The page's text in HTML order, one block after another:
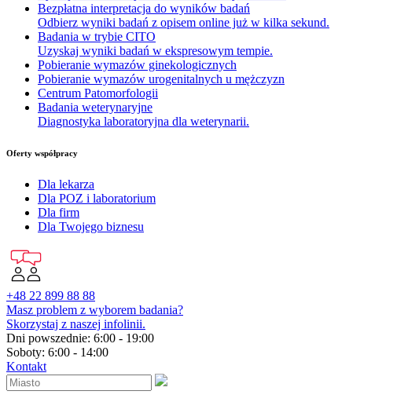
Bezpłatna interpretacja do wyników badań
Odbierz wyniki badań z opisem online już w kilka sekund.
Badania w trybie CITO
Uzyskaj wyniki badań w ekspresowym tempie.
Pobieranie wymazów ginekologicznych
Pobieranie wymazów urogenitalnych u mężczyzn
Centrum Patomorfologii
Badania weterynaryjne
Diagnostyka laboratoryjna dla weterynarii.
Oferty współpracy
Dla lekarza
Dla POZ i laboratorium
Dla firm
Dla Twojego biznesu
+48 22 899 88 88
Masz problem z wyborem badania?
Skorzystaj z naszej infolinii.
Dni powszednie: 6:00 - 19:00
Soboty: 6:00 - 14:00
Kontakt